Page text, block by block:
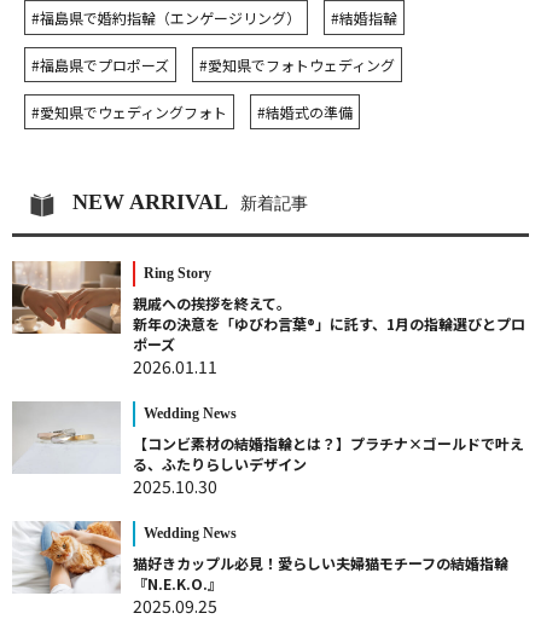
#福島県で婚約指輪（エンゲージリング） #結婚指輪
#福島県でプロポーズ #愛知県でフォトウェディング
#愛知県でウェディングフォト #結婚式の準備
NEW ARRIVAL 新着記事
Ring Story
親戚への挨拶を終えて。
新年の決意を「ゆびわ言葉®」に託す、1月の指輪選びとプロ
ポーズ
2026.01.11
Wedding News
【コンビ素材の結婚指輪とは？】プラチナ×ゴールドで叶え
る、ふたりらしいデザイン
2025.10.30
Wedding News
猫好きカップル必見！愛らしい夫婦猫モチーフの結婚指輪
『N.E.K.O.』
2025.09.25